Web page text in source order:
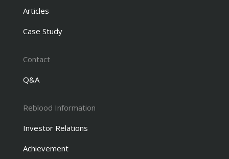
Articles
Case Study
Contact
Q&A
Reblood Information
Investor Relations
Achievement